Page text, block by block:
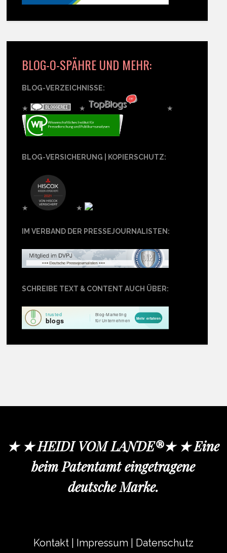
BLOG-O-SPÄHRE UND MEHR:
BLOG-VERZEICHNISSE:
★ ★ ★
BLOG-VERSICHERUNG | KOPIERSCHUTZ:
★ ★
IM VERBAND DER PRESSEJOURNALISTEN:
SCHREIBE TEXT & CONTENT AUCH ÜBER:
★ ★ HEIDI VOM LANDE®★ ★ Eine
beim Patentamt eingetragene
deutsche Marke.
Kontakt Impressum Datenschutz